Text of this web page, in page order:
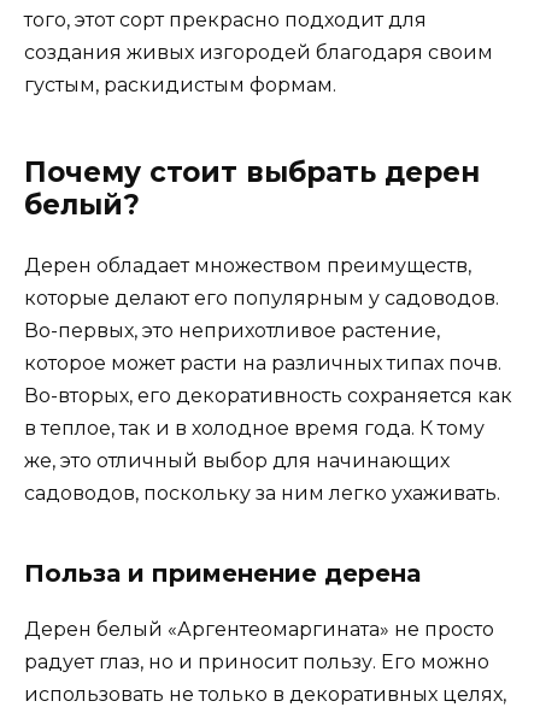
того, этот сорт прекрасно подходит для
создания живых изгородей благодаря своим
густым, раскидистым формам.
Почему стоит выбрать дерен
белый?
Дерен обладает множеством преимуществ,
которые делают его популярным у садоводов.
Во-первых, это неприхотливое растение,
которое может расти на различных типах почв.
Во-вторых, его декоративность сохраняется как
в теплое, так и в холодное время года. К тому
же, это отличный выбор для начинающих
садоводов, поскольку за ним легко ухаживать.
Польза и применение дерена
Дерен белый «Аргентеомаргината» не просто
радует глаз, но и приносит пользу. Его можно
использовать не только в декоративных целях,